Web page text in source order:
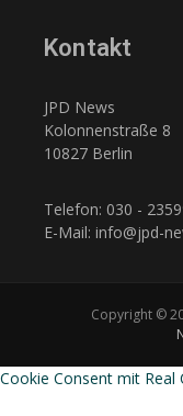
Kontakt
JPD News
Kolonnenstraße 8
10827 Berlin
Telefon: 030 -
E-Mail: info@jpd-
Copyright ©
Cookie Consent mit Real